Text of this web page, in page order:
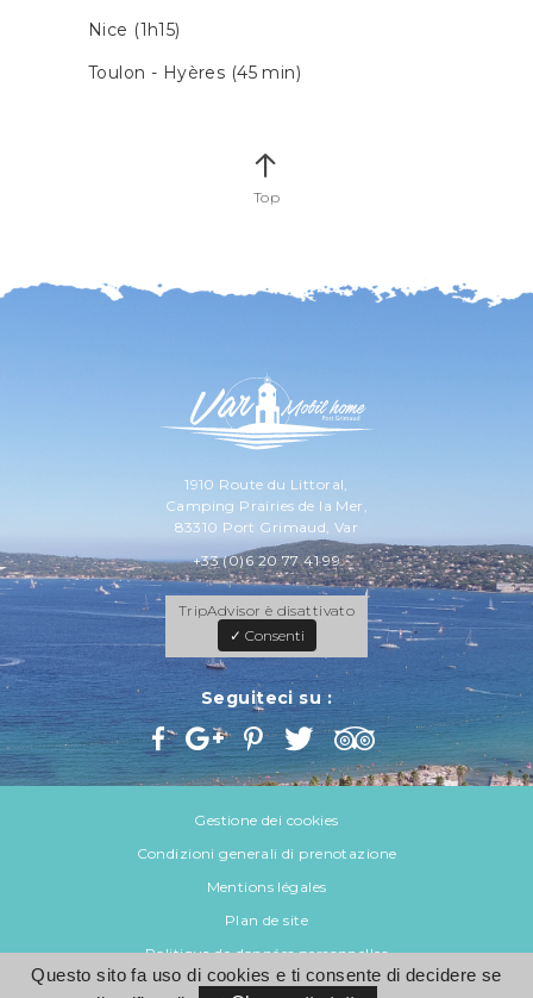
Nice (1h15)
Toulon - Hyères (45 min)
Top
1910 Route du Littoral,
Camping Prairies de la Mer,
83310 Port Grimaud, Var
+33 (0)6 20 77 41 99
TripAdvisor è disattivato
✓ Consenti
Seguiteci su :
Gestione dei cookies
Condizioni generali di prenotazione
Mentions légales
Plan de site
Politique de données personnelles
Questo sito fa uso di cookies e ti consente di decidere se